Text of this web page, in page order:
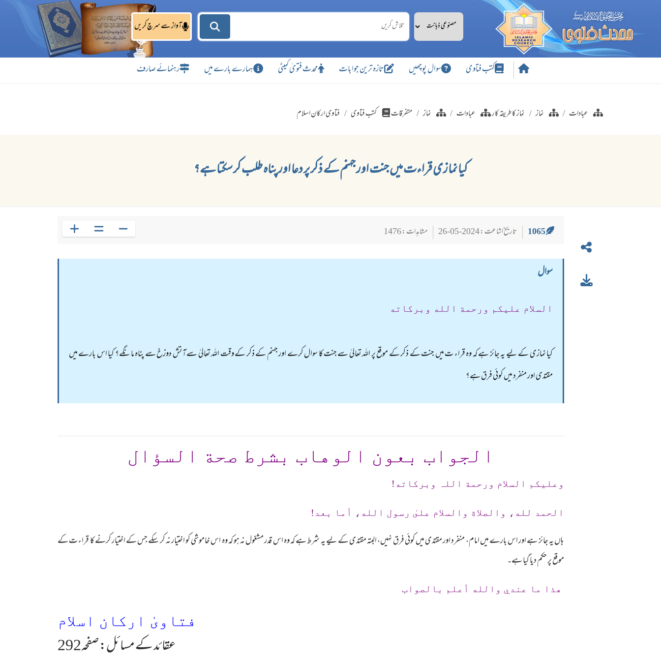
آواز سے سرچ کریں
کتب فتاوی سوال پوچھیں تازہ ترین جوابات محدث فتویٰ کمیٹی ہمارے بارے میں رہنمائے صارف
عبادات نماز نماز کا طریقہ کار عبادات نماز متفرقات کتب فتاوی فتاوی ارکان اسلام
کیا نمازی قراءت میں جنت اور جہنم کے ذکر پر دعا اور پناہ طلب کر سکتا ہے؟
1065 تاریخ اشاعت : 2024-05-26 مشاہدات : 1476
سوال
السلام عليكم ورحمة الله وبركاته
کیا نمازی کے لیے یہ جائز ہے کہ وہ قراء ت میں جنت کے ذکر کے موقع پر اللہ تعالیٰ سے جنت کا سوال کرے اور جہنم کے ذکر کے وقت اللہ تعالیٰ سے آتش دوزخ سے پناہ مانگے؟ کیا اس بارے میں
مقتدی اور منفرد میں کوئی فرق ہے؟
الجواب بعون الوهاب بشرط صحة السؤال
وعلیکم السلام ورحمة اللہ وبرکاته!
الحمد لله، والصلاة والسلام علىٰ رسول الله، أما بعد!
ہاں یہ جائز ہے اور اس بارے میں امام، منفرد اور مقتدی میں کوئی فرق نہیں، البتہ مقتدی کے لیے یہ شرط ہے کہ وہ اس قدر مشغول نہ ہو کہ وہ اس خاموشی کو اختیار نہ کر سکے جس کے اختیار کرنے کا قراء ت کے
موقع پر حکم دیا گیا ہے۔
ھذا ما عندي والله أعلم بالصواب
فتاویٰ ارکان اسلام
عقائد کے مسائل: صفحہ292